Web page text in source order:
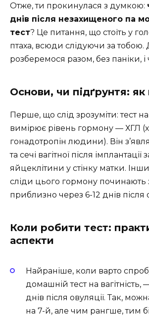
Отже, ти прокинулася з думкою:
днів після незахищеного па
тест? Це питання, що стоїть у
птаха, всюди слідуючи за тобою.
розберемося разом, без паніки, і
Основи, чи підґрунтя:
Перше, що слід зрозуміти: тест на
вимірює рівень гормону — ХГЛ
гонадотропін людини). Він
та сечі вагітної після імплантації
яйцеклітини у стінку матки.
сліди цього гормону починають
приблизно через 6-12 днів після
Коли робити тест:
аспекти
Найраніше, коли варто
домашній тест на вагітність,
днів після овуляції. Так,
на 7-й, але чим рангше, тим